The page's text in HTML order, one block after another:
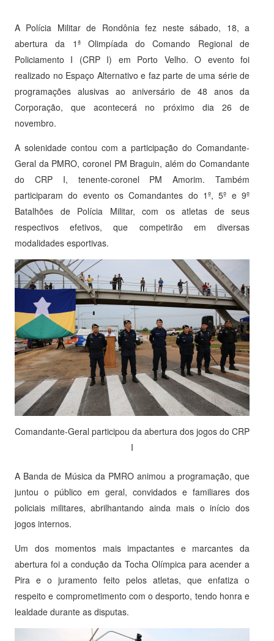
A Polícia Militar de Rondônia fez neste sábado, 18, a
abertura da 1ª Olimpíada do Comando Regional de
Policiamento I (CRP I) em Porto Velho. O evento foi
realizado no Espaço Alternativo e faz parte de uma série de
programações alusivas ao aniversário de 48 anos da
Corporação, que acontecerá no próximo dia 26 de
novembro.
A solenidade contou com a participação do Comandante-
Geral da PMRO, coronel PM Braguin, além do Comandante
do CRP I, tenente-coronel PM Amorim. Também
participaram do evento os Comandantes do 1º, 5º e 9º
Batalhões de Polícia Militar, com os atletas de seus
respectivos efetivos, que competirão em diversas
modalidades esportivas.
Comandante-Geral participou da abertura dos jogos do CRP
I
A Banda de Música da PMRO animou a programação, que
juntou o público em geral, convidados e familiares dos
policiais militares, abrilhantando ainda mais o início dos
jogos internos.
Um dos momentos mais impactantes e marcantes da
abertura foi a condução da Tocha Olímpica para acender a
Pira e o juramento feito pelos atletas, que enfatiza o
respeito e comprometimento com o desporto, tendo honra e
lealdade durante as disputas.